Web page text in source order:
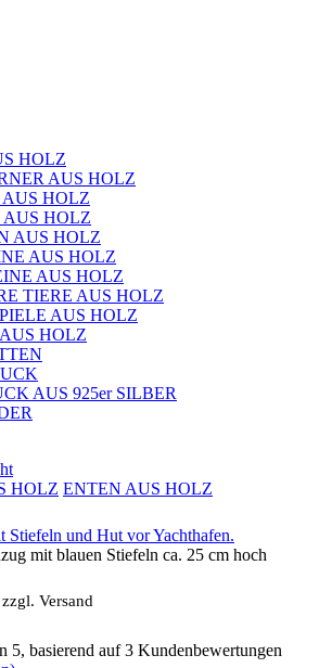
HOLZ
AUS HOLZ
HOLZ
AUS HOLZ
AUS HOLZ
AUS HOLZ
AUS HOLZ
TIERE AUS HOLZ
AUS HOLZ
HOLZ
AUS 925er SILBER
HOLZ ENTEN AUS HOLZ
mit blauen Stiefeln ca. 25 cm hoch
Versand
5, basierend auf3 Kundenbewertungen